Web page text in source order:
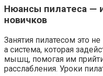
Нюансы пилатеса —
новичков
Занятия пилатесом это
а система, которая
мышц, помогая им
расслабления. Уроки